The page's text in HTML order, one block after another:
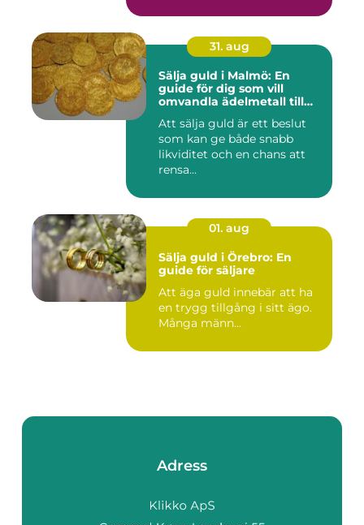
31. aug
Sälja guld i Malmö: En
guide för dig som vill
omvandla ädelmetall till
Att sälja guld är ett beslut
som kan ge både snabb
likviditet och en chans att
rensa...
01. aug
Sälja guld i Örebro: En
guide för säljare
Att äga guld innebär att ha
en trygg tillgång i sitt ägo.
Många männ...
Adress